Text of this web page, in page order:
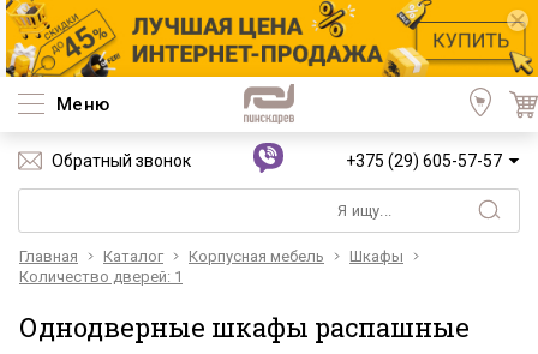
Меню
Обратный звонок +375 (29) 605-57-57
Главная Каталог Корпусная мебель
Шкафы
Количество дверей: 1
Однодверные шкафы распашные